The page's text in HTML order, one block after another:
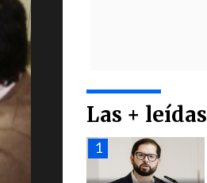
Las + leídas